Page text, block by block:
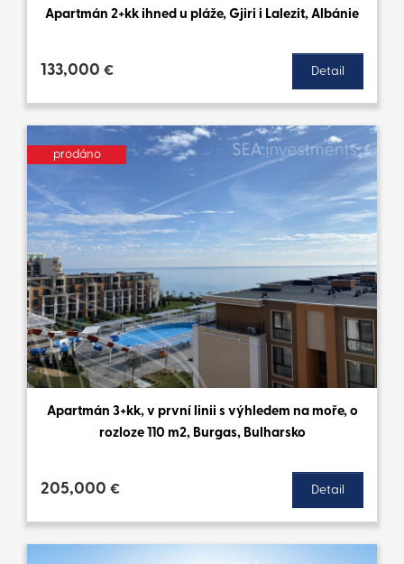
Apartmán 2+kk ihned u pláže, Gjiri i Lalezit, Albánie
133,000 € Detail
prodáno
Apartmán 3+kk, v první linii s výhledem na moře, o
rozloze 110 m2, Burgas, Bulharsko
205,000 € Detail